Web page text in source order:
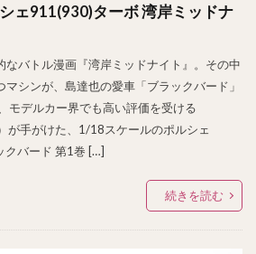
ェ911(930)ターボ 湾岸ミッドナ
なバトル漫画『湾岸ミッドナイト』。その中
シンが、島達也の愛車「ブラックバード」
モデルカー界でも高い評価を受ける
が手がけた、1/18スケールのポルシェ
クバード 第1巻 […]
続きを読む